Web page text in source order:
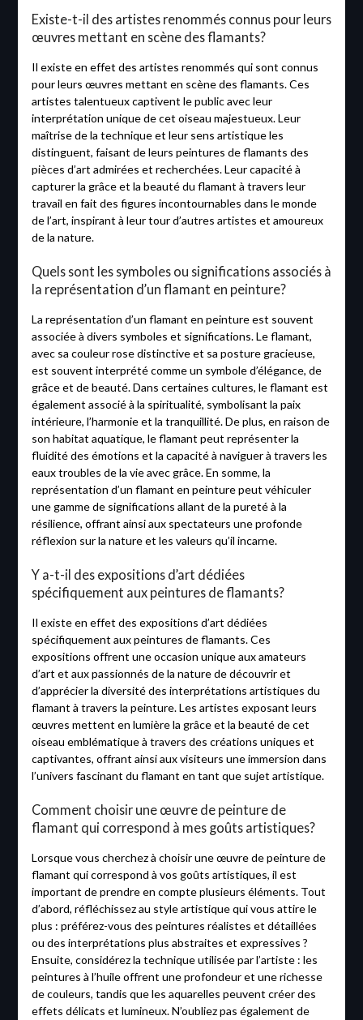
Existe-t-il des artistes renommés connus pour leurs
œuvres mettant en scène des flamants?
Il existe en effet des artistes renommés qui sont connus
pour leurs œuvres mettant en scène des flamants. Ces
artistes talentueux captivent le public avec leur
interprétation unique de cet oiseau majestueux. Leur
maîtrise de la technique et leur sens artistique les
distinguent, faisant de leurs peintures de flamants des
pièces d’art admirées et recherchées. Leur capacité à
capturer la grâce et la beauté du flamant à travers leur
travail en fait des figures incontournables dans le monde
de l’art, inspirant à leur tour d’autres artistes et amoureux
de la nature.
Quels sont les symboles ou significations associés à
la représentation d’un flamant en peinture?
La représentation d’un flamant en peinture est souvent
associée à divers symboles et significations. Le flamant,
avec sa couleur rose distinctive et sa posture gracieuse,
est souvent interprété comme un symbole d’élégance, de
grâce et de beauté. Dans certaines cultures, le flamant est
également associé à la spiritualité, symbolisant la paix
intérieure, l’harmonie et la tranquillité. De plus, en raison de
son habitat aquatique, le flamant peut représenter la
fluidité des émotions et la capacité à naviguer à travers les
eaux troubles de la vie avec grâce. En somme, la
représentation d’un flamant en peinture peut véhiculer
une gamme de significations allant de la pureté à la
résilience, offrant ainsi aux spectateurs une profonde
réflexion sur la nature et les valeurs qu’il incarne.
Y a-t-il des expositions d’art dédiées
spécifiquement aux peintures de flamants?
Il existe en effet des expositions d’art dédiées
spécifiquement aux peintures de flamants. Ces
expositions offrent une occasion unique aux amateurs
d’art et aux passionnés de la nature de découvrir et
d’apprécier la diversité des interprétations artistiques du
flamant à travers la peinture. Les artistes exposant leurs
œuvres mettent en lumière la grâce et la beauté de cet
oiseau emblématique à travers des créations uniques et
captivantes, offrant ainsi aux visiteurs une immersion dans
l’univers fascinant du flamant en tant que sujet artistique.
Comment choisir une œuvre de peinture de
flamant qui correspond à mes goûts artistiques?
Lorsque vous cherchez à choisir une œuvre de peinture de
flamant qui correspond à vos goûts artistiques, il est
important de prendre en compte plusieurs éléments. Tout
d’abord, réfléchissez au style artistique qui vous attire le
plus : préférez-vous des peintures réalistes et détaillées
ou des interprétations plus abstraites et expressives ?
Ensuite, considérez la technique utilisée par l’artiste : les
peintures à l’huile offrent une profondeur et une richesse
de couleurs, tandis que les aquarelles peuvent créer des
effets délicats et lumineux. N’oubliez pas également de